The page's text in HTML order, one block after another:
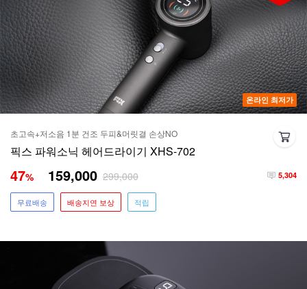
온라인 최저가
초고속+저소음 1분 건조 두피&머릿결 손상NO
픽스 파워소닉 헤어드라이기 XHS-702
5,304
47% 159,000 299,000
무료배송 배송지연 보상 적립